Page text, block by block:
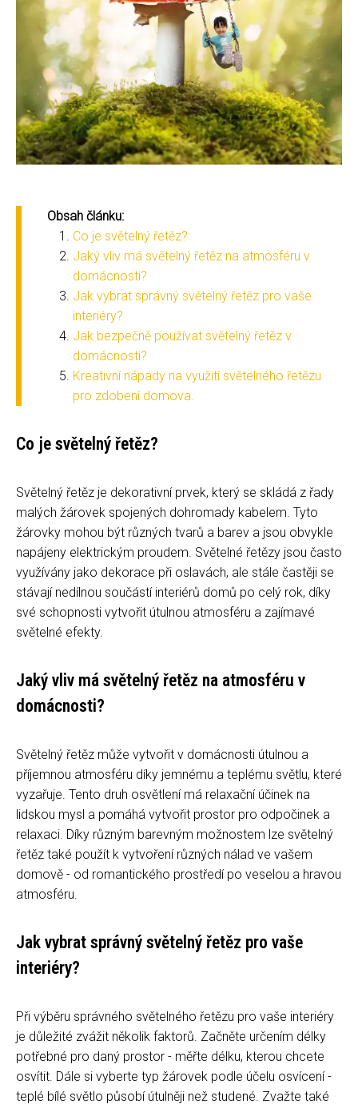
Obsah článku:
Co je světelný řetěz?
Jaký vliv má světelný řetěz na atmosféru v
domácnosti?
Jak vybrat správný světelný řetěz pro vaše
interiéry?
Jak bezpečně používat světelný řetěz v
domácnosti?
Kreativní nápady na využití světelného řetězu
pro zdobení domova.
Co je světelný řetěz?
Světelný řetěz je dekorativní prvek, který se skládá z řady
malých žárovek spojených dohromady kabelem. Tyto
žárovky mohou být různých tvarů a barev a jsou obvykle
napájeny elektrickým proudem. Světelné řetězy jsou často
využívány jako dekorace při oslavách, ale stále častěji se
stávají nedílnou součástí interiérů domů po celý rok, díky
své schopnosti vytvořit útulnou atmosféru a zajímavé
světelné efekty.
Jaký vliv má světelný řetěz na atmosféru v
domácnosti?
Světelný řetěz může vytvořit v domácnosti útulnou a
příjemnou atmosféru díky jemnému a teplému světlu, které
vyzařuje. Tento druh osvětlení má relaxační účinek na
lidskou mysl a pomáhá vytvořit prostor pro odpočinek a
relaxaci. Díky různým barevným možnostem lze světelný
řetěz také použít k vytvoření různých nálad ve vašem
domově - od romantického prostředí po veselou a hravou
atmosféru.
Jak vybrat správný světelný řetěz pro vaše
interiéry?
Při výběru správného světelného řetězu pro vaše interiéry
je důležité zvážit několik faktorů. Začněte určením délky
potřebné pro daný prostor - měřte délku, kterou chcete
osvítit. Dále si vyberte typ žárovek podle účelu osvícení -
teplé bílé světlo působí útulněji než studené. Zvažte také